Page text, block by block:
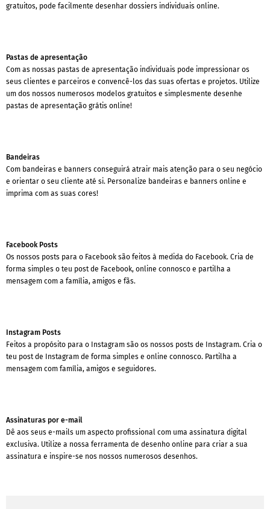
gratuitos, pode facilmente desenhar dossiers individuais online.
Pastas de apresentação
Com as nossas pastas de apresentação individuais pode impressionar os
seus clientes e parceiros e convencê-los das suas ofertas e projetos. Utilize
um dos nossos numerosos modelos gratuitos e simplesmente desenhe
pastas de apresentação grátis online!
Bandeiras
Com bandeiras e banners conseguirá atrair mais atenção para o seu negócio
e orientar o seu cliente até si. Personalize bandeiras e banners online e
imprima com as suas cores!
Facebook Posts
Os nossos posts para o Facebook são feitos à medida do Facebook. Cria de
forma simples o teu post de Facebook, online connosco e partilha a
mensagem com a família, amigos e fãs.
Instagram Posts
Feitos a propósito para o Instagram são os nossos posts de Instagram. Cria o
teu post de Instagram de forma simples e online connosco. Partilha a
mensagem com família, amigos e seguidores.
Assinaturas por e-mail
Dê aos seus e-mails um aspecto profissional com uma assinatura digital
exclusiva. Utilize a nossa ferramenta de desenho online para criar a sua
assinatura e inspire-se nos nossos numerosos desenhos.